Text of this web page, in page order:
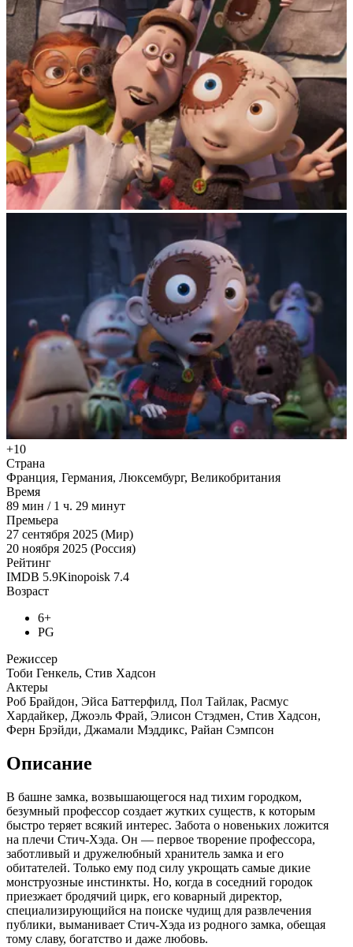
+10
Страна
Франция, Германия, Люксембург, Великобритания
Время
89 мин / 1 ч. 29 минут
Премьера
27 сентября 2025 (Мир)
20 ноября 2025 (Россия)
Рейтинг
IMDB 5.9Kinopoisk 7.4
Возраст
6+
PG
Режиссер
Тоби Генкель, Стив Хадсон
Актеры
Роб Брайдон, Эйса Баттерфилд, Пол Тайлак, Расмус
Хардайкер, Джоэль Фрай, Элисон Стэдмен, Стив Хадсон,
Ферн Брэйди, Джамали Мэддикс, Райан Сэмпсон
Описание
В башне замка, возвышающегося над тихим городком,
безумный профессор создает жутких существ, к которым
быстро теряет всякий интерес. Забота о новеньких ложится
на плечи Стич-Хэда. Он — первое творение профессора,
заботливый и дружелюбный хранитель замка и его
обитателей. Только ему под силу укрощать самые дикие
монструозные инстинкты. Но, когда в соседний городок
приезжает бродячий цирк, его коварный директор,
специализирующийся на поиске чудищ для развлечения
публики, выманивает Стич-Хэда из родного замка, обещая
тому славу, богатство и даже любовь.